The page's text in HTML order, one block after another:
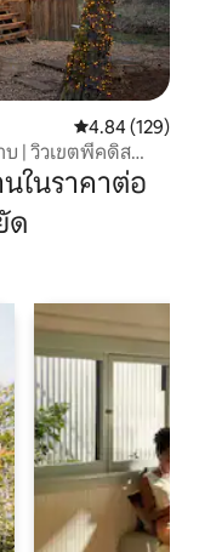
คะแนนเฉลี่ย
4.84 (129)
| วิวเขตพีคดิส
ในราคาต่อ
ด